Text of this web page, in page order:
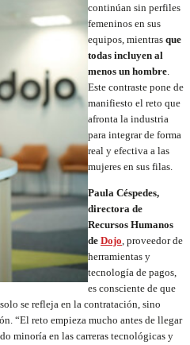
continúan sin perfiles
femeninos en sus
equipos, mientras que
todas incluyen al
menos un hombre.
Este contraste pone de
manifiesto el reto que
afronta la industria
para integrar de forma
real y efectiva a las
mujeres en sus filas.
Paula Céspedes,
directora de
Recursos Humanos
de Dojo, proveedor de
herramientas y
tecnología de pagos,
es consciente de que
se refleja en la contratación, sino
“El reto empieza mucho antes de llegar
minoría en las carreras tecnológicas y